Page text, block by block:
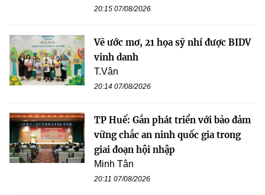
20:15 07/08/2026
Vẽ ước mơ, 21 họa sỹ nhí được BIDV
vinh danh
T.Vân
20:14 07/08/2026
TP Huế: Gắn phát triển với bảo đảm
vững chắc an ninh quốc gia trong
giai đoạn hội nhập
Minh Tân
20:11 07/08/2026